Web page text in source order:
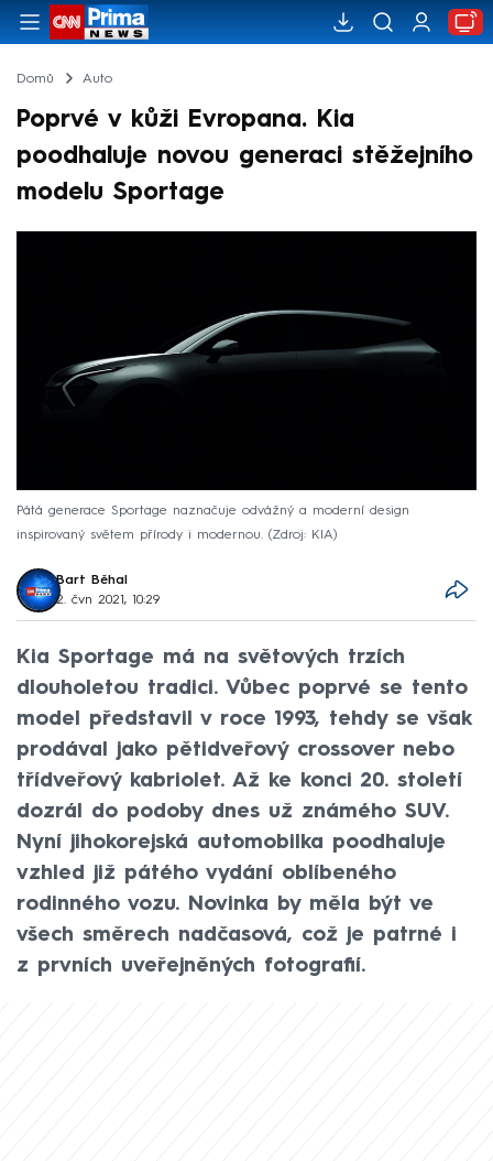
Domů Auto
Poprvé v kůži Evropana. Kia
poodhaluje novou generaci stěžejního
modelu Sportage
Pátá generace Sportage naznačuje odvážný a moderní design
inspirovaný světem přírody i modernou.
Zdroj: KIA
Bart Běhal
2. čvn 2021, 10:29
Kia Sportage má na světových trzích
dlouholetou tradici. Vůbec poprvé se tento
model představil v roce 1993, tehdy se však
prodával jako pětidveřový crossover nebo
třídveřový kabriolet. Až ke konci 20. století
dozrál do podoby dnes už známého SUV.
Nyní jihokorejská automobilka poodhaluje
vzhled již pátého vydání oblíbeného
rodinného vozu. Novinka by měla být ve
všech směrech nadčasová, což je patrné i
z prvních uveřejněných fotografií.